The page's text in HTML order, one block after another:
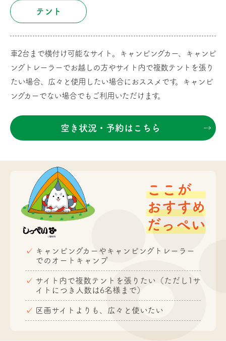
テント
車2台まで横付け可能なサイト。キャンピングカー、キャンピ
ングトレーラーでお越しの方やサイト内で複数テントを張り
たい場合、広々と使用したい場合におススメです。キャンピ
ングカーでない場合でもご利用いただけます。
空き状況・予約はこちら
ここが
おすすめ
だっぺい
キャンピングカーやキャンピングトレーラー
でのオートキャンプ
サイト内で複数テントを張りたい（ただし1サ
イトにつき人数は6名様まで）
区画サイトよりも、広々と使いたい